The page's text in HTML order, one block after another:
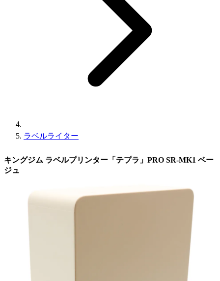
ラベルライター
キングジム ラベルプリンター「テプラ」PRO SR-MK1 ベー
ジュ